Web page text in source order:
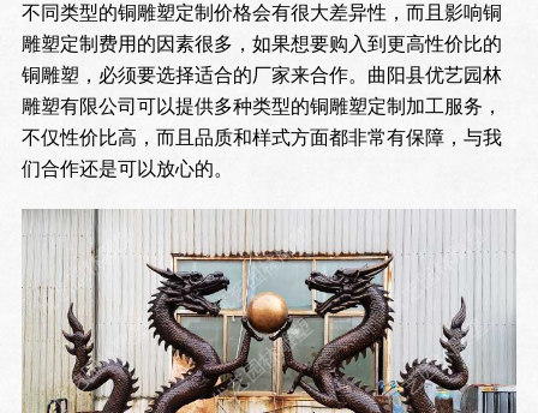
不同类型的铜雕塑定制价格会有很大差异性，而且影响铜
雕塑定制费用的因素很多，如果想要购入到更高性价比的
铜雕塑，必须要选择适合的厂家来合作。曲阳县优艺园林
雕塑有限公司可以提供多种类型的铜雕塑定制加工服务，
不仅性价比高，而且品质和样式方面都非常有保障，与我
们合作还是可以放心的。